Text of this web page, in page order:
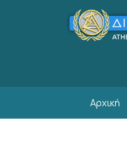
Παράκαμψη προς το κυρίως
Αρχική